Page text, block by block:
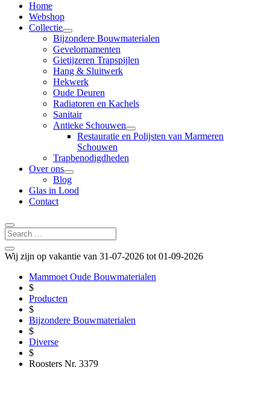
Home
Webshop
Collectie
Bijzondere Bouwmaterialen
Gevelornamenten
Gietijzeren Trapspijlen
Hang & Sluitwerk
Hekwerk
Oude Deuren
Radiatoren en Kachels
Sanitair
Antieke Schouwen
Restauratie en Polijsten van Marmeren
Schouwen
Trapbenodigdheden
Over ons
Blog
Glas in Lood
Contact
Wij zijn op vakantie van 31-07-2026 tot 01-09-2026
Mammoet Oude Bouwmaterialen
$
Producten
$
Bijzondere Bouwmaterialen
$
Diverse
$
Roosters Nr. 3379